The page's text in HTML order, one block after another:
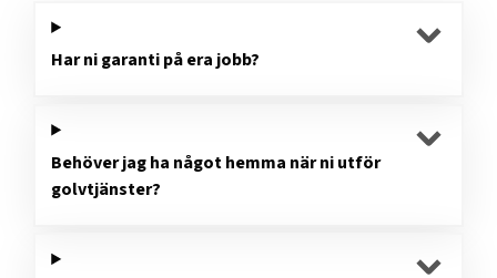
Har ni garanti på era jobb?
Behöver jag ha något hemma när ni utför
golvtjänster?